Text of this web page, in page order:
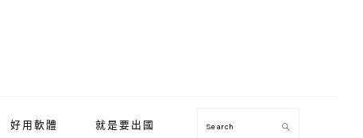
好用軟體 就是要出國 Search